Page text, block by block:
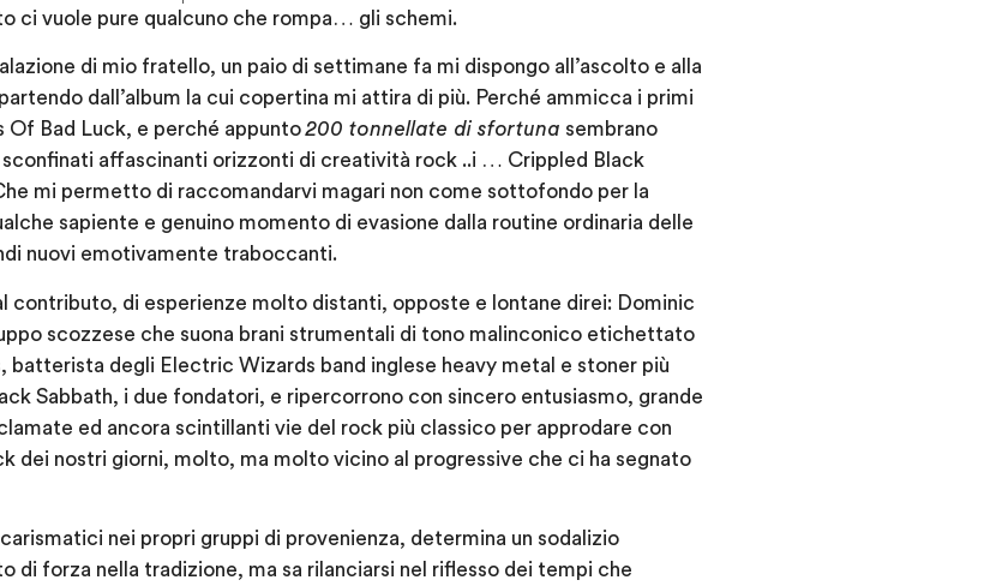
ci vuole pure qualcuno che rompa… gli schemi.
di mio fratello, un paio di settimane fa mi dispongo all’ascolto e alla
partendo dall’album la cui copertina mi attira di più. Perché ammicca i primi
Of Bad Luck, e perché appunto200 tonnellate di sfortuna sembrano
affascinanti orizzonti di creatività rock ..i … Crippled Black
mi permetto di raccomandarvi magari non come sottofondo per la
sapiente e genuino momento di evasione dalla routine ordinaria delle
nuovi emotivamente traboccanti.
contributo, di esperienze molto distanti, opposte e lontane direi: Dominic
scozzese che suona brani strumentali di tono malinconico etichettato
degli Electric Wizards band inglese heavy metal e stoner più
Sabbath, i due fondatori, e ripercorrono con sincero entusiasmo, grande
ed ancora scintillanti vie del rock più classico per approdare con
dei nostri giorni, molto, ma molto vicino al progressive che ci ha segnato
nei propri gruppi di provenienza, determina un sodalizio
di forza nella tradizione, ma sa rilanciarsi nel riflesso dei tempi che